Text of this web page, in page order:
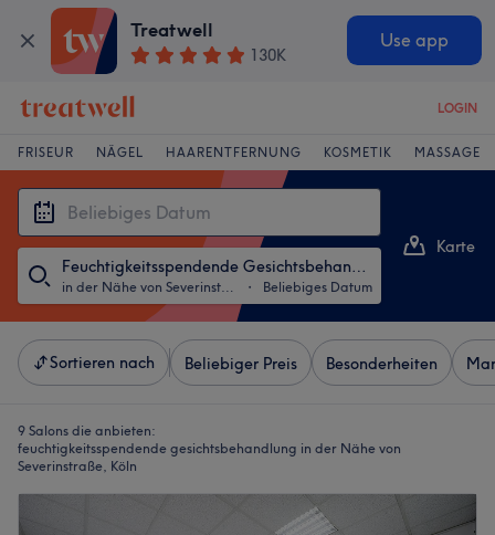
Treatwell
130K
Use app
LOGIN
FRISEUR NÄGEL HAARENTFERNUNG KOSMETIK MASSAGE
Feuchtigkeitsspendende Gesichtsbehandlung
in der Nähe von Severinstraße, Köln ・ Beliebiges Datum
Karte
Sortieren nach Beliebiger Preis Besonderheiten
9 Salons die anbieten:
feuchtigkeitsspendende gesichtsbehandlung in der Nähe von
Severinstraße, Köln